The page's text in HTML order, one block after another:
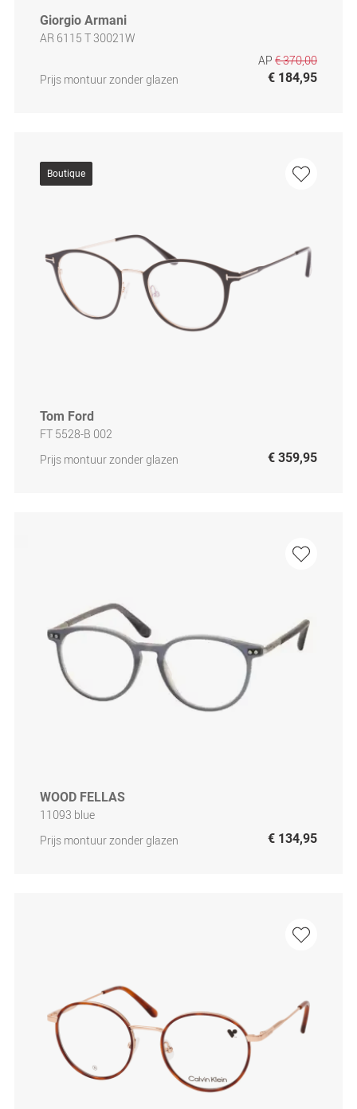
Giorgio Armani
AR 6115 T 30021W
Prijs montuur zonder glazen
AP € 370,00
€ 184,95
Boutique
Tom Ford
FT 5528-B 002
Prijs montuur zonder glazen
€ 359,95
WOOD FELLAS
11093 blue
Prijs montuur zonder glazen
€ 134,95